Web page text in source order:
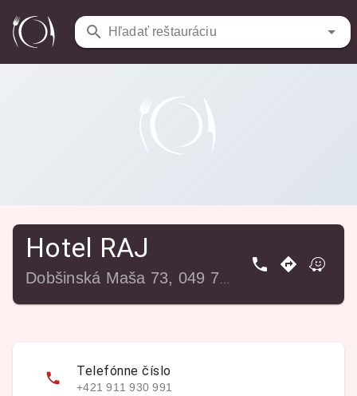
Hľadať reštauráciu
Reštaurácie / Hotel RAJ
Hotel RAJ
Telefónne číslo
+421 911 930 991